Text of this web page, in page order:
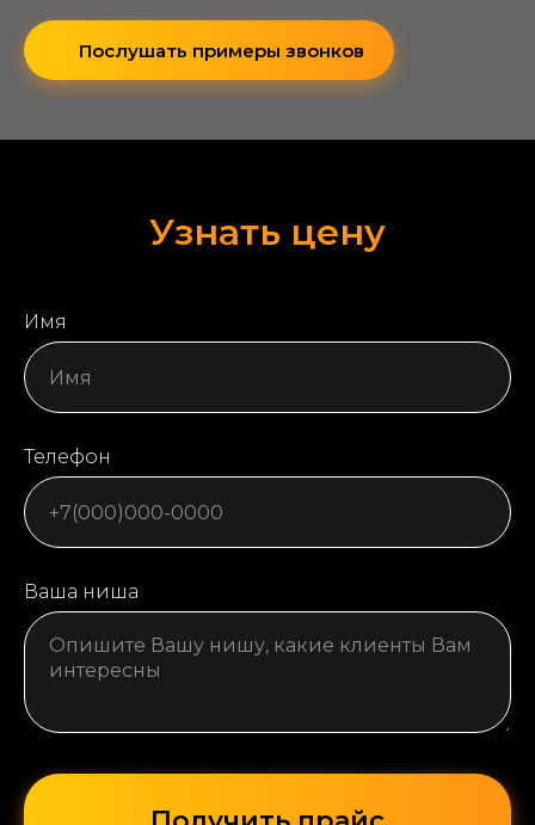
Послушать примеры звонков
Узнать цену
Имя
Телефон
Ваша ниша